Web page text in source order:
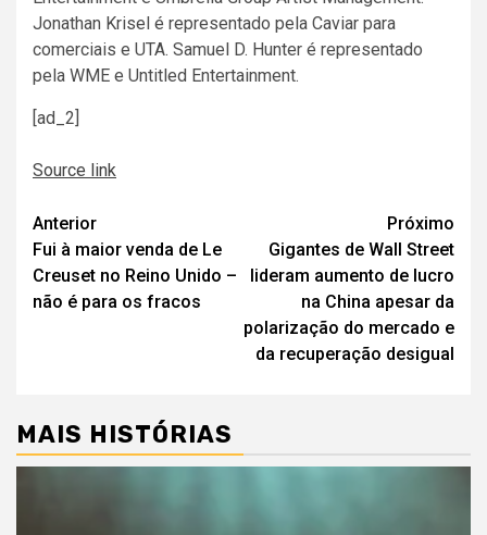
Jonathan Krisel é representado pela Caviar para
comerciais e UTA. Samuel D. Hunter é representado
pela WME e Untitled Entertainment.
[ad_2]
Source link
Navegação
de
artigos
Anterior
Fui à maior venda de Le
Creuset no Reino Unido –
não é para os fracos
Próximo
Gigantes de Wall Street
lideram aumento de lucro
na China apesar da
polarização do mercado e
da recuperação desigual
MAIS HISTÓRIAS